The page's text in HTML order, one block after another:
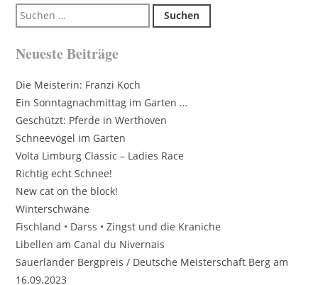
Suchen
nach:
Neueste Beiträge
Die Meisterin: Franzi Koch
Ein Sonntagnachmittag im Garten …
Geschützt: Pferde in Werthoven
Schneevögel im Garten
Volta Limburg Classic – Ladies Race
Richtig echt Schnee!
New cat on the block!
Winterschwäne
Fischland • Darss • Zingst und die Kraniche
Libellen am Canal du Nivernais
Sauerländer Bergpreis / Deutsche Meisterschaft Berg am
16.09.2023